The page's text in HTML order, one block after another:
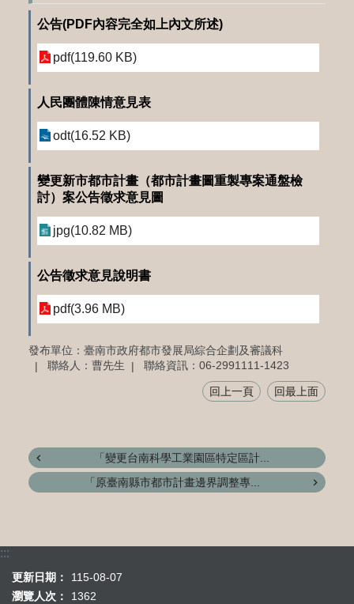
公告(PDF內容完全如上內文所述)
pdf(119.60 KB)
人民團體陳情意見表
odt(16.52 KB)
變更新市都市計畫（都市計畫圖重製專案通盤檢
討）案公告徵求意見圖
jpg(10.82 MB)
公告徵求意見說明書
pdf(3.96 MB)
發布單位：臺南市政府都市發展局綜合企劃及審議科
聯絡人：曹先生
聯絡資訊：06-2991111-1423
回上一頁 回最上面
「變更台南科學工業園區特定區計...
「原臺南縣市都市計畫邊界調整專...
:::
更新日期：
115-08-07
瀏覽人次：
1362